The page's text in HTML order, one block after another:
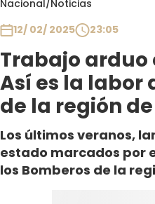
Nacional/Noticias
12/ 02/ 2025
23:05
Trabajo arduo
Así es la labor
de la región
Los últimos veranos,
estado marcados por
los Bomberos de la
Club De La Comedia
Contigo en Directo
Plan Perfecto
El Tiempo
Sabingo
Todos Los Programas